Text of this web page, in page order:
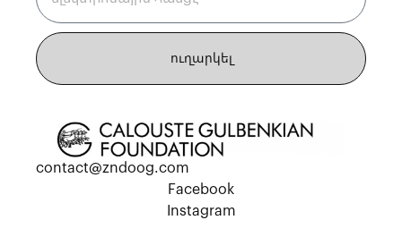
ուղարկել
contact@zndoog.com
Facebook
Instagram